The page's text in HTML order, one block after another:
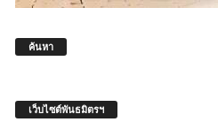
ค้นหา
เว็บไซต์พันธมิตรฯ